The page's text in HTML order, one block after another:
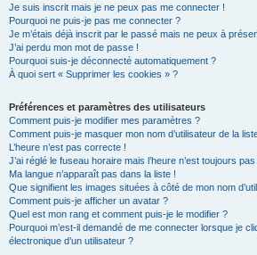
Je suis inscrit mais je ne peux pas me connecter !
Pourquoi ne puis-je pas me connecter ?
Je m’étais déjà inscrit par le passé mais ne peux à
J’ai perdu mon mot de passe !
Pourquoi suis-je déconnecté automatiquement ?
À quoi sert « Supprimer les cookies » ?
Préférences et paramètres des utilisateurs
Comment puis-je modifier mes paramètres ?
Comment puis-je masquer mon nom d’utilisateur de la
L’heure n’est pas correcte !
J’ai réglé le fuseau horaire mais l’heure n’est toujours
Ma langue n’apparaît pas dans la liste !
Que signifient les images situées à côté de mon nom
Comment puis-je afficher un avatar ?
Quel est mon rang et comment puis-je le modifier ?
Pourquoi m’est-il demandé de me connecter lorsque je
électronique d’un utilisateur ?